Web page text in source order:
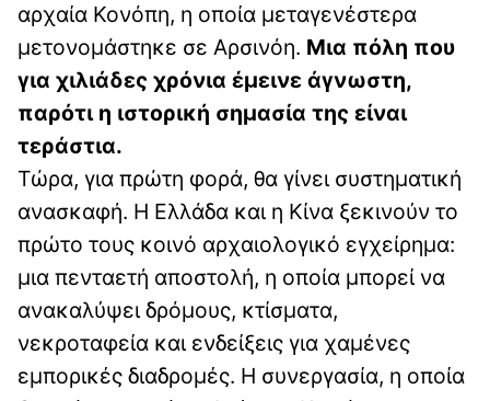
αρχαία Κονόπη, η οποία μεταγενέστερα
μετονομάστηκε σε Αρσινόη. Μια πόλη που
για χιλιάδες χρόνια έμεινε άγνωστη,
παρότι η ιστορική σημασία της είναι
τεράστια.
Τώρα, για πρώτη φορά, θα γίνει συστηματική
ανασκαφή. Η Ελλάδα και η Κίνα ξεκινούν το
πρώτο τους κοινό αρχαιολογικό εγχείρημα:
μια πενταετή αποστολή, η οποία μπορεί να
ανακαλύψει δρόμους, κτίσματα,
νεκροταφεία και ενδείξεις για χαμένες
εμπορικές διαδρομές. Η συνεργασία, η οποία